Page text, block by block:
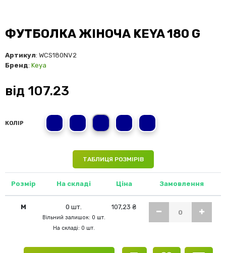
ФУТБОЛКА ЖІНОЧА KEYA 180 G
Артикул: WCS180NV2
Бренд: Keya
від 107.23
КОЛІР
2XL L M XL S
ТАБЛИЦЯ РОЗМІРІВ
Розмір На складі Ціна Замовлення
M 0 шт.
Вільний залишок: 0 шт.
На складі: 0 шт.
107,23 ₴